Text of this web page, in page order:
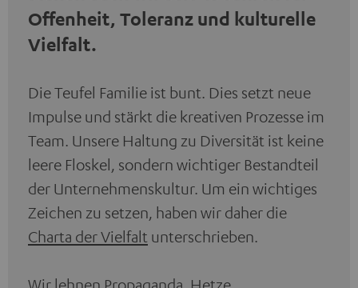
Offenheit, Toleranz und kulturelle
Vielfalt.
Die Teufel Familie ist bunt. Dies setzt neue
Impulse und stärkt die kreativen Prozesse im
Team. Unsere Haltung zu Diversität ist keine
leere Floskel, sondern wichtiger Bestandteil
der Unternehmenskultur. Um ein wichtiges
Zeichen zu setzen, haben wir daher die
Charta der Vielfalt unterschrieben.